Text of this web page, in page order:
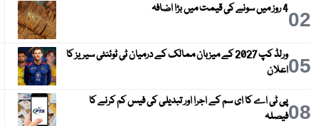
024 روز میں سونے کی قیمت میں بڑا اضافہ
05
ورلڈ کپ 2027 کے میزبان ممالک کے درمیان ٹی ٹوئنٹی سیریز کا
اعلان
08پی ٹی اے کا ای سم کے اجرا اور تبدیلی کی فیس کم کرنے کا
فیصلہ